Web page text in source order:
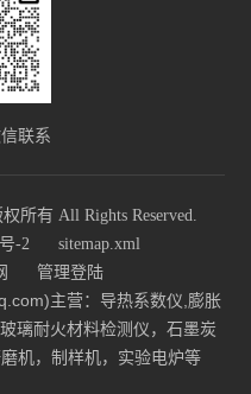
联系
所有 All Rights Reserved.
-2
sitemap.xml
管理登陆
主营：导热系数仪,膨胀
璃耐火材料检测仪，石墨炭
机，制样机，实验电炉等